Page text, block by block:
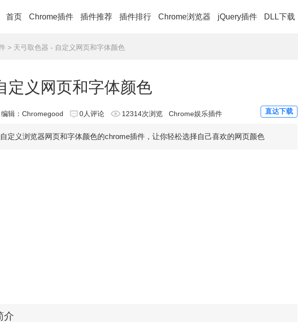
首页 Chrome插件 插件推荐 插件排行 Chrome浏览器 jQuery插件 DLL下载
> 天弓取色器 - 自定义网页和字体颜色
定义网页和字体颜色
编辑：Chromegood 0人评论 12314次浏览 Chrome娱乐插件 直达下载
定义浏览器网页和字体颜色的chrome插件，让你轻松选择自己喜欢的网页颜色
介